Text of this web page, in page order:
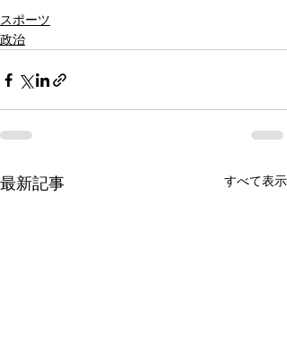
スポーツ
政治
最新記事 すべて表示